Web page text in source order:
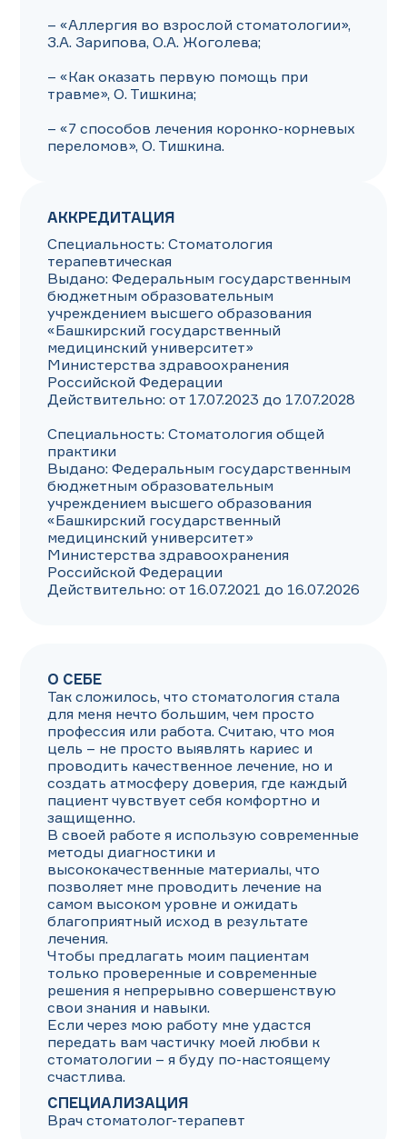
– «Аллергия во взрослой стоматологии»,
З.А. Зарипова, О.А. Жоголева;
– «Как оказать первую помощь при
травме», О. Тишкина;
– «7 способов лечения коронко-корневых
переломов», О. Тишкина.
АККРЕДИТАЦИЯ
Специальность: Стоматология
терапевтическая
Выдано: Федеральным государственным
бюджетным образовательным
учреждением высшего образования
«Башкирский государственный
медицинский университет»
Министерства здравоохранения
Российской Федерации
Действительно: от 17.07.2023 до 17.07.2028
Специальность: Стоматология общей
практики
Выдано: Федеральным государственным
бюджетным образовательным
учреждением высшего образования
«Башкирский государственный
медицинский университет»
Министерства здравоохранения
Российской Федерации
Действительно: от 16.07.2021 до 16.07.2026
О СЕБЕ
Так сложилось, что стоматология стала
для меня нечто большим, чем просто
профессия или работа. Считаю, что моя
цель – не просто выявлять кариес и
проводить качественное лечение, но и
создать атмосферу доверия, где каждый
пациент чувствует себя комфортно и
защищенно.
В своей работе я использую современные
методы диагностики и
высококачественные материалы, что
позволяет мне проводить лечение на
самом высоком уровне и ожидать
благоприятный исход в результате
лечения.
Чтобы предлагать моим пациентам
только проверенные и современные
решения я непрерывно совершенствую
свои знания и навыки.
Если через мою работу мне удастся
передать вам частичку моей любви к
стоматологии – я буду по-настоящему
счастлива.
СПЕЦИАЛИЗАЦИЯ
Врач стоматолог-терапевт